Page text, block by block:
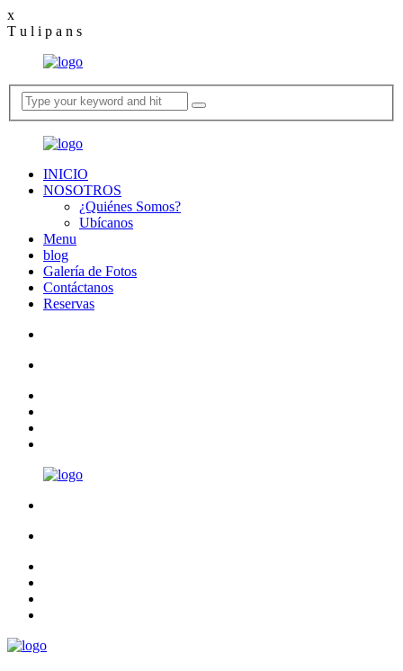
x
T u l i p a n s
INICIO
NOSOTROS
¿Quiénes Somos?
Ubícanos
Menu
blog
Galería de Fotos
Contáctanos
Reservas